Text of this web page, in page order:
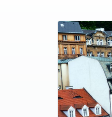
photo 5
photo 6
photo 7